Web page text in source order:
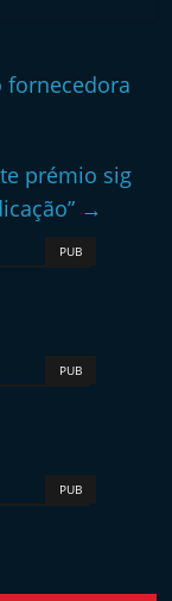
fornecedora
prémio sig
→
PUB
PUB
PUB